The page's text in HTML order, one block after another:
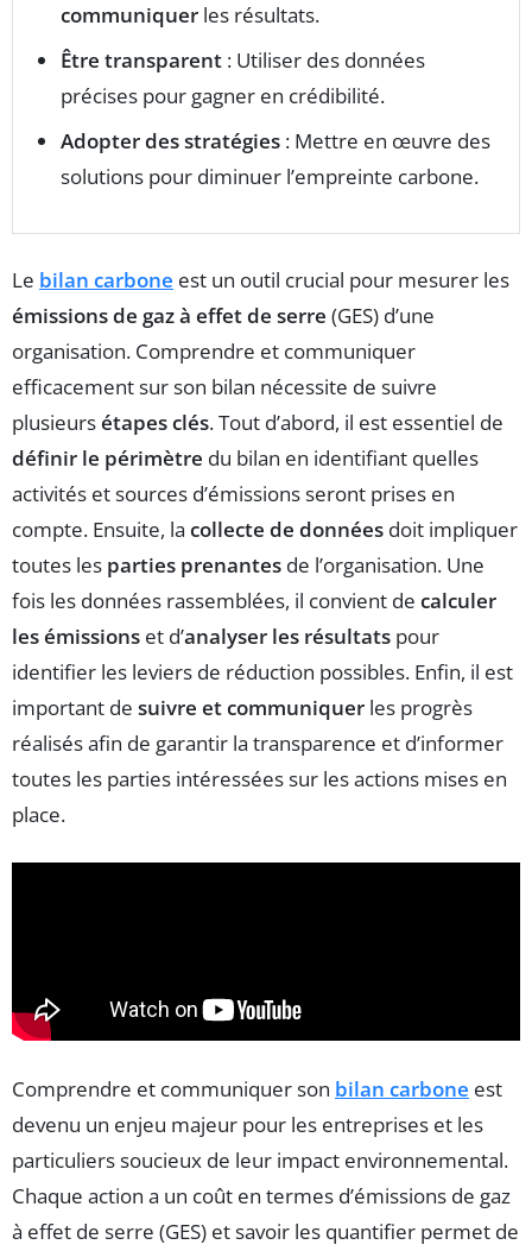
communiquer les résultats.
Être transparent : Utiliser des données
précises pour gagner en crédibilité.
Adopter des stratégies : Mettre en œuvre des
solutions pour diminuer l’empreinte carbone.
Le bilan carbone est un outil crucial pour mesurer les
émissions de gaz à effet de serre (GES) d’une
organisation. Comprendre et communiquer
efficacement sur son bilan nécessite de suivre
plusieursétapes clés. Tout d’abord, il est essentiel de
définir le périmètre du bilan en identifiant quelles
activités et sources d’émissions seront prises en
compte. Ensuite, la collecte de données doit impliquer
toutes les parties prenantes de l’organisation. Une
fois les données rassemblées, il convient de calculer
les émissions et d’analyser les résultats pour
identifier les leviers de réduction possibles. Enfin, il est
important de suivre et communiquer les progrès
réalisés afin de garantir la transparence et d’informer
toutes les parties intéressées sur les actions mises en
place.
Comprendre et communiquer son bilan carbone est
devenu un enjeu majeur pour les entreprises et les
particuliers soucieux de leur impact environnemental.
Chaque action a un coût en termes d’émissions de gaz
à effet de serre (GES) et savoir les quantifier permet de